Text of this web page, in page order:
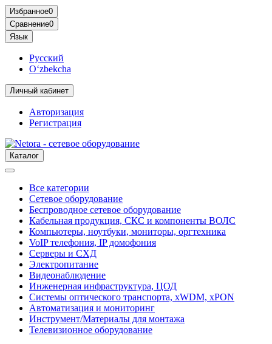
Избранное0
Сравнение0
Язык
Русский
O‘zbekcha
Личный кабинет
Авторизация
Регистрация
Каталог
Все категории
Сетевое оборудование
Беспроводное сетевое оборудование
Кабельная продукция, СКС и компоненты ВОЛС
Компьютеры, ноутбуки, мониторы, оргтехника
VoIP телефония, IP домофония
Серверы и СХД
Электропитание
Видеонаблюдение
Инженерная инфраструктура, ЦОД
Системы оптического транспорта, xWDM, xPON
Автоматизация и мониторинг
Инструмент/Материалы для монтажа
Телевизионное оборудование